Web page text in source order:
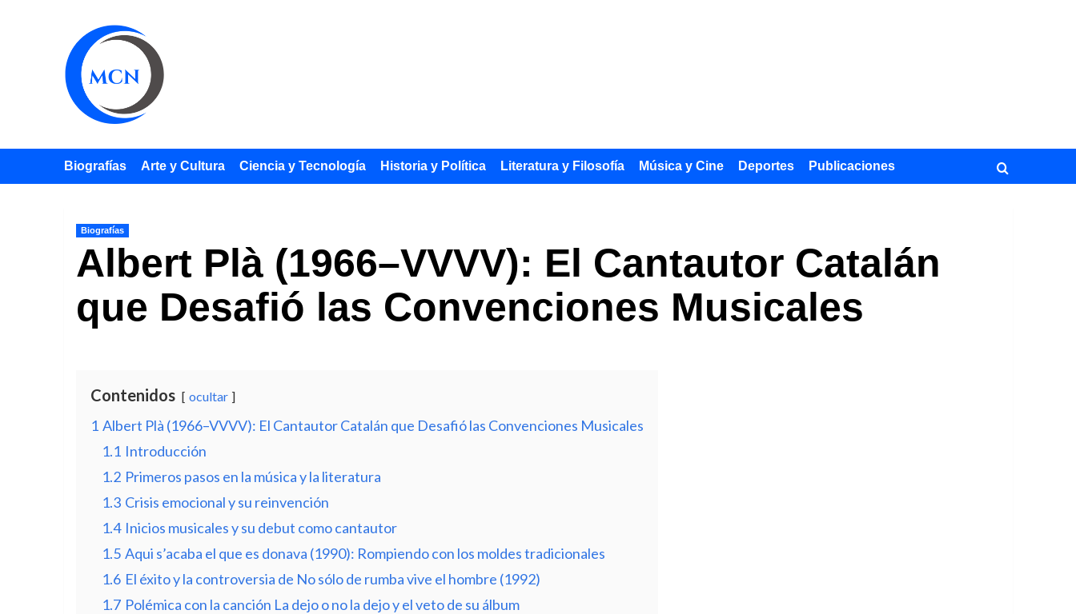
Biografías Arte y Cultura Ciencia y Tecnología Historia y Política Literatura y Filosofía Música y Cine Deportes Publicaciones
Biografías
Albert Plà (1966–VVVV): El Cantautor Catalán
que Desafió las Convenciones Musicales
Contenidos ocultar
1 Albert Plà (1966–VVVV): El Cantautor Catalán que Desafió las Convenciones Musicales
1.1 Introducción
1.2 Primeros pasos en la música y la literatura
1.3 Crisis emocional y su reinvención
1.4 Inicios musicales y su debut como cantautor
1.5 Aqui s’acaba el que es donava (1990): Rompiendo con los moldes tradicionales
1.6 El éxito y la controversia de No sólo de rumba vive el hombre (1992)
1.7 Polémica con la canción La dejo o no la dejo y el veto de su álbum